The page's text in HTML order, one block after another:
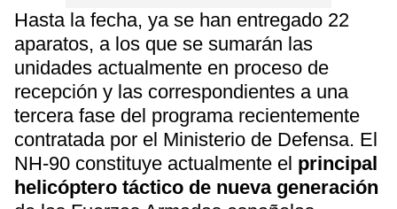
Hasta la fecha, ya se han entregado 22
aparatos, a los que se sumarán las
unidades actualmente en proceso de
recepción y las correspondientes a una
tercera fase del programa recientemente
contratada por el Ministerio de Defensa. El
NH-90 constituye actualmente el principal
helicóptero táctico de nueva generación